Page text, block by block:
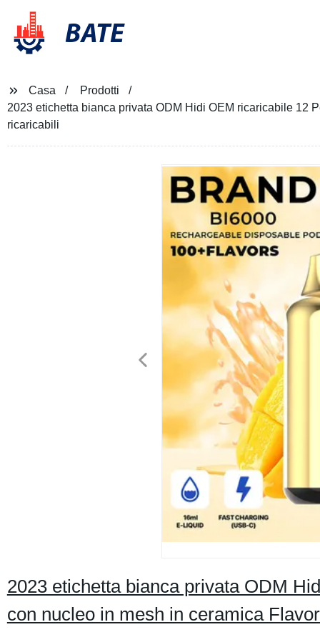
BATE
Casa
Prodotti
2023 etichetta bianca privata ODM Hidi OEM ricaricabile 12
ricaricabili
2023 etichetta bianca privata ODM
con nucleo in mesh in ceramica